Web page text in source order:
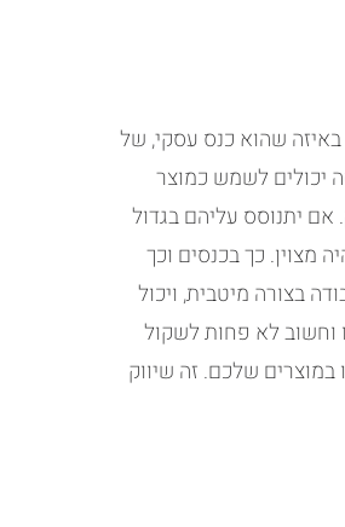
שהוא כנס עסקי, של
יכולים לשמש כמוצר
אם יתנוסס עליהם בגדול
מצוין. כך בכנסים וכך
בצורה מיטבית, ויכול
לא פחות לשקול
שלכם. זה שיווק